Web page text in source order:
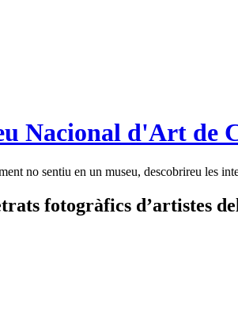
Nacional d'Art de
no sentiu en un museu, descobrireu les
fotogràfics d’artistes